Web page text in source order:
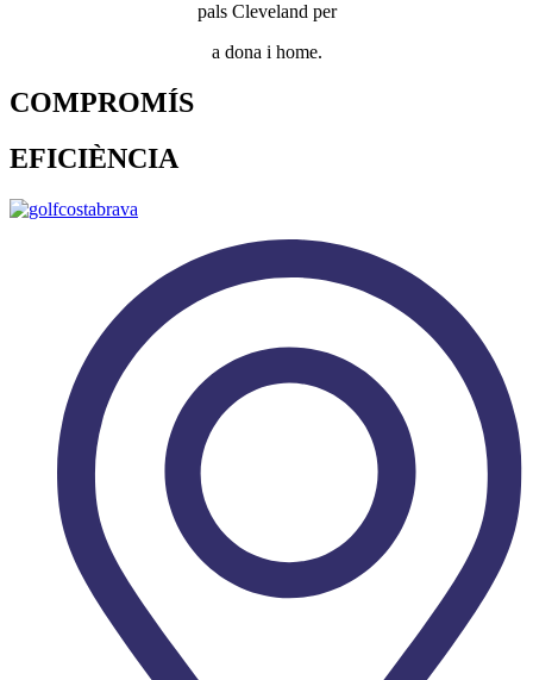
pals Cleveland per
a dona i home.
COMPROMÍS
EFICIÈNCIA